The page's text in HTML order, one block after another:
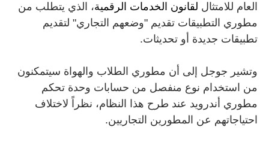
العام للامتثال لقانون الخدمات الرقمية، الذي يتطلب من
مطوري التطبيقات تقديم "وضعهم التجاري" لتقديم
تطبيقات جديدة أو تحديثات.
وتشير جوجل إلى أن مطوري الطلاب والهواة سيتمكنون
من استخدام نوع منفصل من حسابات وحدة تحكم
مطوري أندرويد عند طرح هذا النظام، نظراً لاختلاف
احتياجاتهم عن المطورين التجاريين.